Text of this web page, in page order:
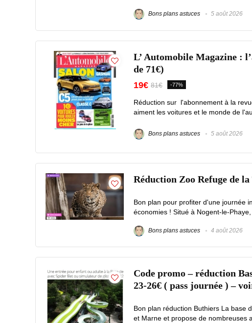
Bons plans astuces 5 août 2026
L’ Automobile Magazine :
de 71€)
19€ 81€ -77%
Réduction sur l'abonnement à la
aiment les voitures et le monde de
Bons plans astuces 5 août 2026
Réduction Zoo Refuge de
Bon plan pour profiter d'une journée
économies ! Situé à Nogent-le-
Bons plans astuces 4 août 2026
Code promo – réduction
23-26€ ( pass journée ) –
Bon plan réduction Buthiers La base
et Marne et propose de nombreuses